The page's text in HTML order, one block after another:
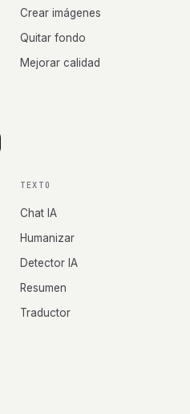
Crear imágenes
Quitar fondo
Mejorar calidad
TEXTO
Chat IA
Humanizar
Detector IA
Resumen
Traductor